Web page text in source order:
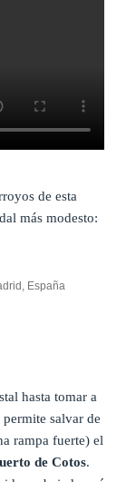
de esta
más modesto:
España
hasta tomar a
permite salvar de
rampa fuerte) el
de Cotos.